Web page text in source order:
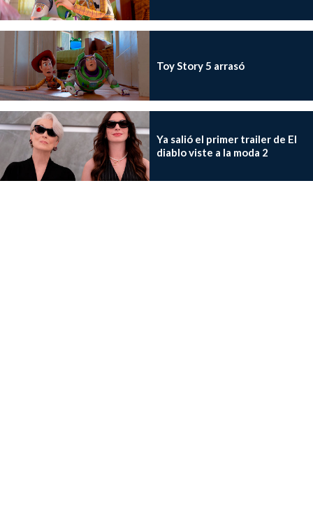
Toy Story 5 arrasó
Ya salió el primer trailer de El
diablo viste a la moda 2